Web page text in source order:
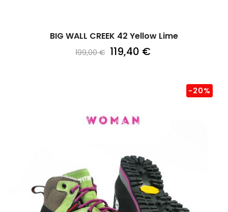
BIG WALL CREEK 42 Yellow Lime
199,00 € 119,40 €
-20%